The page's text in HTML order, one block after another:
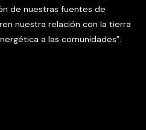
de nuestras fuentes de
nuestra relación con la tierra
a las comunidades”.